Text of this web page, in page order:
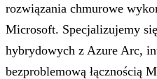
rozwiązania chmurowe
Microsoft. Specjalizujemy
hybrydowych z Azure Arc,
bezproblemową łącznością